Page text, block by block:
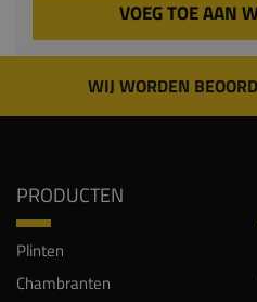
VOEG TOE AAN
WIJ WORDEN
PRODUCTEN
Plinten
Chambranten